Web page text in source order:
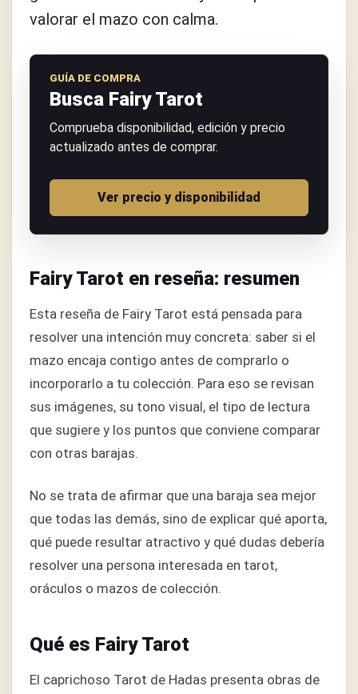
valorar el mazo con calma.
GUÍA DE COMPRA
Busca Fairy Tarot
Comprueba disponibilidad, edición y precio
actualizado antes de comprar.
Ver precio y disponibilidad
Fairy Tarot en reseña: resumen
Esta reseña de Fairy Tarot está pensada para
resolver una intención muy concreta: saber si el
mazo encaja contigo antes de comprarlo o
incorporarlo a tu colección. Para eso se revisan
sus imágenes, su tono visual, el tipo de lectura
que sugiere y los puntos que conviene comparar
con otras barajas.
No se trata de afirmar que una baraja sea mejor
que todas las demás, sino de explicar qué aporta,
qué puede resultar atractivo y qué dudas debería
resolver una persona interesada en tarot,
oráculos o mazos de colección.
Qué es Fairy Tarot
El caprichoso Tarot de Hadas presenta obras de